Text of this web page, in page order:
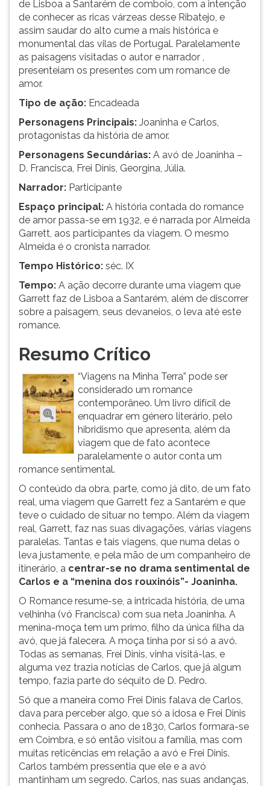
de Lisboa a Santarém de comboio, com a intenção
de conhecer as ricas várzeas desse Ribatejo, e
assim saudar do alto cume a mais histórica e
monumental das vilas de Portugal. Paralelamente
as paisagens visitadas o autor e narrador ,
presenteiam os presentes com um romance de
amor.
Tipo de ação: Encadeada
Personagens Principais: Joaninha e Carlos,
protagonistas da história de amor.
Personagens Secundárias: A avó de Joaninha –
D. Francisca, Frei Dinis, Georgina, Júlia.
Narrador: Participante
Espaço principal: A história contada do romance
de amor passa-se em 1932, e é narrada por Almeida
Garrett, aos participantes da viagem. O mesmo
Almeida é o cronista narrador.
Tempo Histórico: séc. IX
Tempo: A ação decorre durante uma viagem que
Garrett faz de Lisboa a Santarém, além de discorrer
sobre a paisagem, seus devaneios, o leva até este
romance.
Resumo Crítico
“Viagens na Minha Terra” pode ser
considerado um romance
contemporâneo. Um livro difícil de
enquadrar em género literário, pelo
hibridismo que apresenta, além da
viagem que de fato acontece
paralelamente o autor conta um
romance sentimental.
O conteúdo da obra, parte, como já dito, de um fato
real, uma viagem que Garrett fez a Santarém e que
teve o cuidado de situar no tempo. Além da viagem
real, Garrett, faz nas suas divagações, várias viagens
paralelas. Tantas e tais viagens, que numa delas o
leva justamente, e pela mão de um companheiro de
itinerário, a centrar-se no drama sentimental de
Carlos e a “menina dos rouxinóis”- Joaninha.
O Romance resume-se, a intricada história, de uma
velhinha (vó Francisca) com sua neta Joaninha. A
menina-moça tem um primo, filho da única filha da
avó, que já falecera. A moça tinha por si só a avó.
Todas as semanas, Frei Dinis, vinha visitá-las, e
alguma vez trazia notícias de Carlos, que já algum
tempo, fazia parte do séquito de D. Pedro.
Só que a maneira como Frei Dinis falava de Carlos,
dava para perceber algo, que só a idosa e Frei Dinis
conhecia. Passara o ano de 1830, Carlos formara-se
em Coimbra, e só então visitou a família, mas com
muitas reticências em relação a avó e Frei Dinis.
Carlos também pressentia que ele e a avó
mantinham um segredo. Carlos, nas suas andanças,